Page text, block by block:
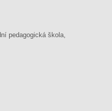
pedagogická škola,